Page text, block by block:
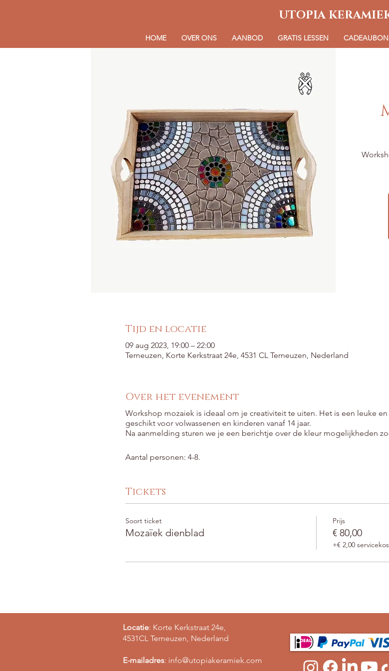
UTOPIA
HOME OVER ONS AANBOD GRATIS LESSEN CADEAUBON
Tijd en locatie
09 aug 2023, 19:00 – 22:00
Terneuzen, Korte Kerkstraat 24e, 4531 CL Terneuzen, Nederland
Over het evenement
Workshop mozaiek is ideaal om je creativiteit te uiten. Het is een leuke
geschikt voor volwassenen en kinderen vanaf 14 jaar.
Na aanmelding sturen we je een berichtje over de kleur mogelijkheden
Aantal personen: 4-8.
Tickets
Soort ticket
Mozaïek dienblad
Prijs
€ 80,00
+€ 2,00
Locatie: Korte Kerkstraat 24e,
4531CL Terneuzen, Nederland
E-mailadres: info@utopiakeramiek.com